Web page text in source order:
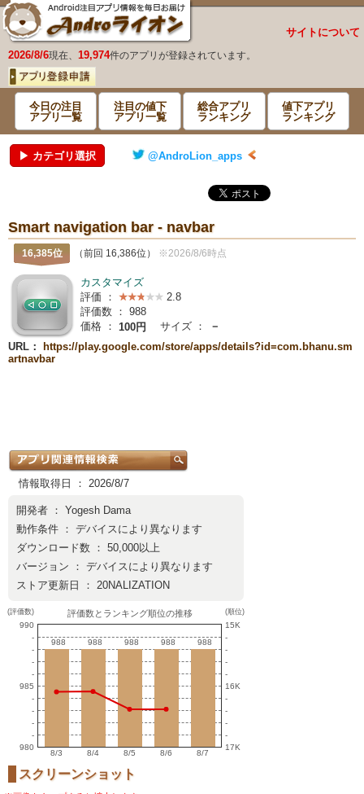
サイトについて
2026/8/6現在、 19,974件のアプリが登録されています。
今日の注目
アプリ一覧
注目の値下
アプリ一覧
総合アプリ
ランキング
値下アプリ
ランキング
▶ カテゴリ選択 @AndroLion_apps
Smart navigation bar - navbar
16,385位 （前回 16,386位） ※2026/8/6時点
カスタマイズ
評価 ：
2.8
評価数 ： 988
価格 ： 100円 サイズ ：
－
URL：
https://play.google.com/store/apps/details?id=com.bhanu.sm
artnavbar
情報取得日 ： 2026/8/7
開発者 ： Yogesh Dama
動作条件 ： デバイスにより異なります
ダウンロード数 ： 50,000以上
バージョン ： デバイスにより異なります
ストア更新日 ： 20NALIZATION
(評価数)
990
-
-
-
-
985
-
-
-
-
980
評価数とランキング順位の推移
988
988 988
988 988
988 988
988 988
988
8/3 8/4 8/5 8/6 8/7
(順位)
15K
-
-
-
-
16K
-
-
-
-
17K
スクリーンショット